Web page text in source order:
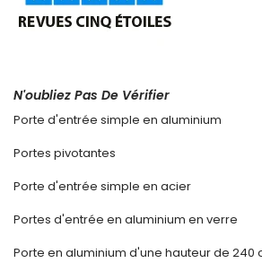
N'oubliez Pas De Vérifier
Porte d'entrée simple en aluminium
Portes pivotantes
Porte d'entrée simple en acier
Portes d'entrée en aluminium en verre
Porte en aluminium d'une hauteur de 240